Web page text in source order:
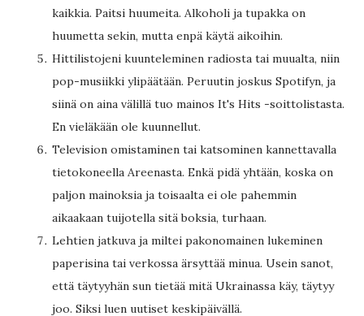
kaikkia. Paitsi huumeita. Alkoholi ja tupakka on
huumetta sekin, mutta enpä käytä aikoihin.
Hittilistojeni kuunteleminen radiosta tai muualta, niin
pop-musiikki ylipäätään. Peruutin joskus Spotifyn, ja
siinä on aina välillä tuo mainos It's Hits -soittolistasta.
En vieläkään ole kuunnellut.
Television omistaminen tai katsominen kannettavalla
tietokoneella Areenasta. Enkä pidä yhtään, koska on
paljon mainoksia ja toisaalta ei ole pahemmin
aikaakaan tuijotella sitä boksia, turhaan.
Lehtien jatkuva ja miltei pakonomainen lukeminen
paperisina tai verkossa ärsyttää minua. Usein sanot,
että täytyyhän sun tietää mitä Ukrainassa käy, täytyy
joo. Siksi luen uutiset keskipäivällä.